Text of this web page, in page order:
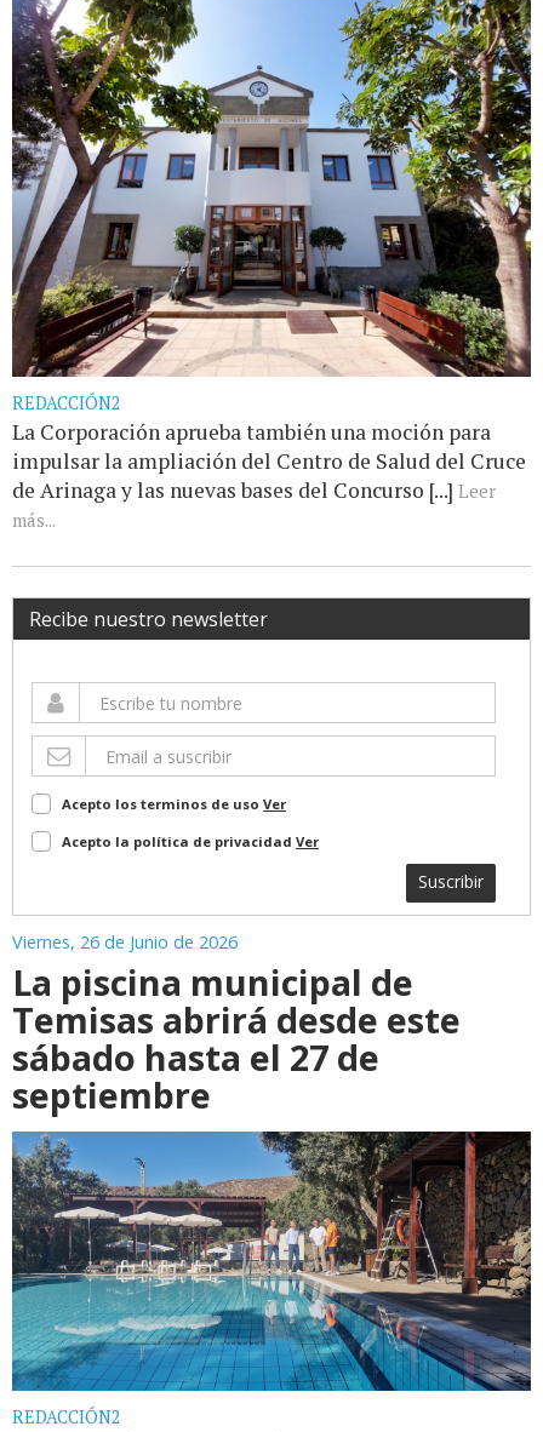
REDACCIÓN2
La Corporación aprueba también una moción para
impulsar la ampliación del Centro de Salud del Cruce
de Arinaga y las nuevas bases del Concurso [...] Leer
más...
Recibe nuestro newsletter
Acepto los terminos de uso Ver
Acepto la política de privacidad Ver
Suscribir
Viernes, 26 de Junio de 2026
La piscina municipal de
Temisas abrirá desde este
sábado hasta el 27 de
septiembre
REDACCIÓN2